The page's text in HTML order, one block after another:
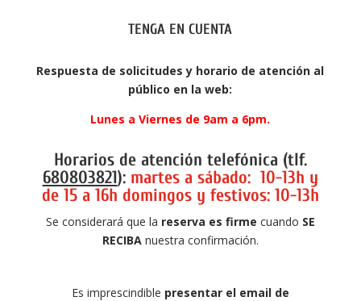
TENGA EN CUENTA
Respuesta de solicitudes y horario de atención al
público en la web:
Lunes a Viernes de 9am a 6pm.
Horarios de atención telefónica (tlf.
680803821): martes a sábado: 10-13h y
de 15 a 16h domingos y festivos: 10-13h
Se considerará que la reserva es firme cuando SE
RECIBAnuestra confirmación.
Es imprescindible presentar el email de